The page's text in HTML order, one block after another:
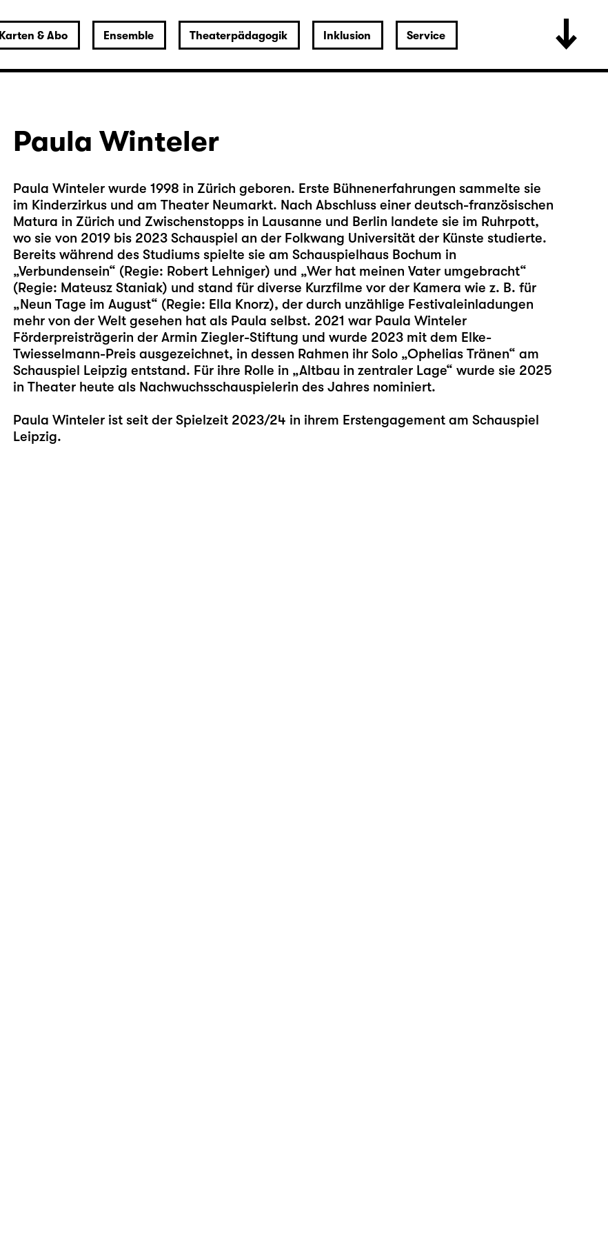
Karten & Abo Ensemble Theaterpädagogik Inklusion Service
Paula Winteler
Paula Winteler wurde 1998 in Zürich geboren. Erste Bühnenerfahrungen sammelte sie
im Kinderzirkus und am Theater Neumarkt. Nach Abschluss einer deutsch-französischen
Matura in Zürich und Zwischenstopps in Lausanne und Berlin landete sie im Ruhrpott,
wo sie von 2019 bis 2023 Schauspiel an der Folkwang Universität der Künste studierte.
Bereits während des Studiums spielte sie am Schauspielhaus Bochum in
„Verbundensein“ (Regie: Robert Lehniger) und „Wer hat meinen Vater umgebracht“
(Regie: Mateusz Staniak) und stand für diverse Kurzfilme vor der Kamera wie z. B. für
„Neun Tage im August“ (Regie: Ella Knorz), der durch unzählige Festivaleinladungen
mehr von der Welt gesehen hat als Paula selbst. 2021 war Paula Winteler
Förderpreisträgerin der Armin Ziegler-Stiftung und wurde 2023 mit dem Elke-
Twiesselmann-Preis ausgezeichnet, in dessen Rahmen ihr Solo „Ophelias Tränen“ am
Schauspiel Leipzig entstand. Für ihre Rolle in „Altbau in zentraler Lage“ wurde sie 2025
in Theater heute als Nachwuchsschauspielerin des Jahres nominiert.
Paula Winteler ist seit der Spielzeit 2023/24 in ihrem Erstengagement am Schauspiel
Leipzig.